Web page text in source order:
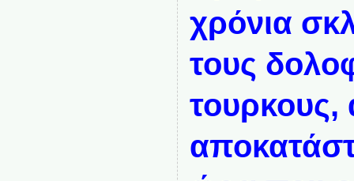
χρόνια
τους
τουρκους,